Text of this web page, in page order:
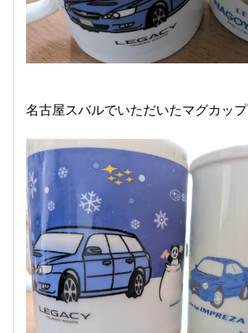
名古屋スバルでいただいたマグカップ